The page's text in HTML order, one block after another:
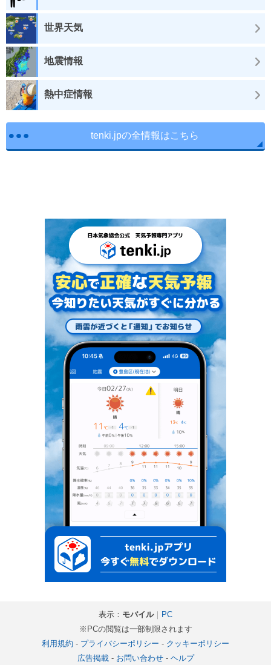
世界天気
地震情報
熱中症情報
tenki.jpの全情報はこちら
表示： モバイル｜ PC
※PCの閲覧は一部制限されます
利用規約 - プライバシーポリシー - クッキーポリシー
広告掲載- お問い合わせ- ヘルプ